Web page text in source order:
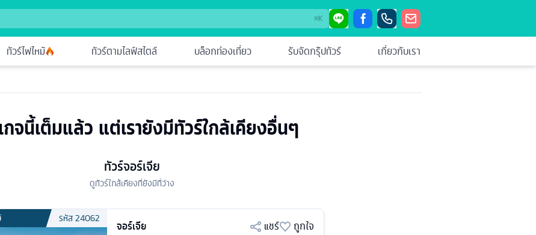
⌘K
ทัวร์ไฟไหม้ ทัวร์ตามไลฟ์สไตล์ บล็อกท่องเที่ยว รับจัดกรุ๊ปทัวร์ เกี่ยวกับเรา
จนี้เต็มแล้ว แต่เรายังมีทัวร์ใกล้เคียงอื่นๆ
ทัวร์จอร์เจีย
ดูทัวร์ใกล้เคียงที่ยังมีที่ว่าง
รหัส24062
จอร์เจีย แชร์
ถูกใจ